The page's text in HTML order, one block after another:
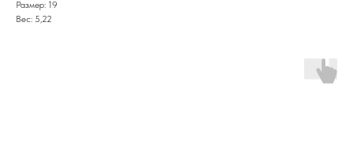
Размер: 19
Вес: 5,22